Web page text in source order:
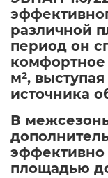
различной
период он
комфортное
м²,
источника
В
эффективно
площадью до